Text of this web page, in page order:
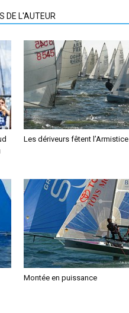
DE L'AUTEUR
Les dériveurs fêtent l’Armistice
Montée en puissance